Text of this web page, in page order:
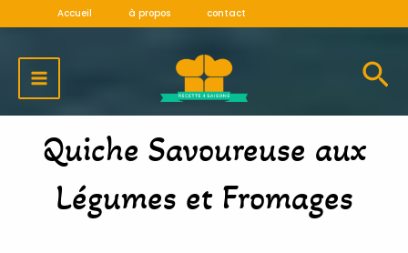
contenu
Accueil à propos contact
MENU
Quiche Savoureuse aux
Légumes et Fromages